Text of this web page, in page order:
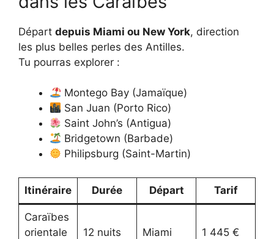
Départ depuis Miami ou New York, direction
les plus belles perles des Antilles.
Tu pourras explorer :
Montego Bay (Jamaïque)
San Juan (Porto Rico)
Saint John’s (Antigua)
Bridgetown (Barbade)
Philipsburg (Saint-Martin)
Itinéraire Durée Départ Tarif
Caraïbes
orientale
12 nuits Miami 1 445 €